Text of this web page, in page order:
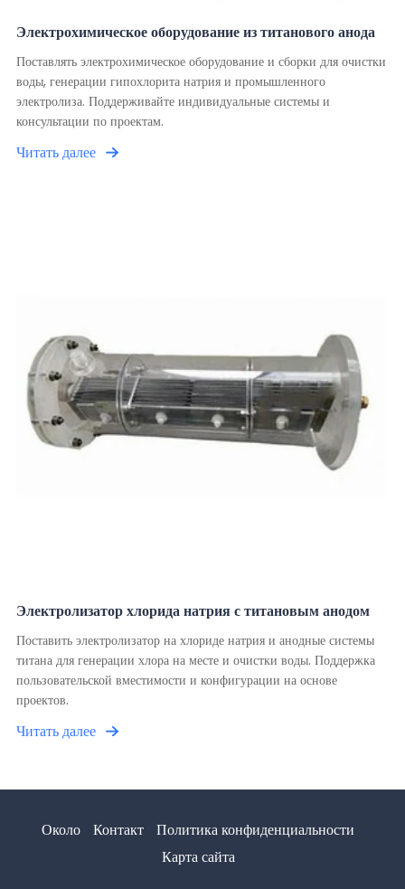
Электрохимическое оборудование из титанового анода
Поставлять электрохимическое оборудование и сборки для очистки
воды, генерации гипохлорита натрия и промышленного
электролиза. Поддерживайте индивидуальные системы и
консультации по проектам.
Читать далее
Электролизатор хлорида натрия с титановым анодом
Поставить электролизатор на хлориде натрия и анодные системы
титана для генерации хлора на месте и очистки воды. Поддержка
пользовательской вместимости и конфигурации на основе
проектов.
Читать далее
Около Контакт
Политика конфиденциальности
Карта сайта